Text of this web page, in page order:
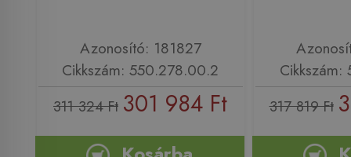
Azonosító: 181827
Cikkszám: 550.278.00.2
311 324 Ft 301 984 Ft 317 819 Ft